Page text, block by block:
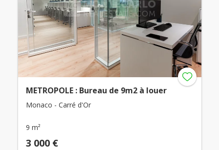
METROPOLE : Bureau de 9m2 à louer
Monaco - Carré d'Or
9 m²
3 000 €